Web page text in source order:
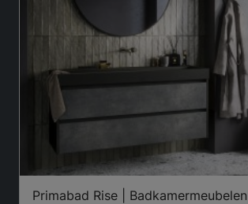
Primabad Rise | Badkamermeubelen